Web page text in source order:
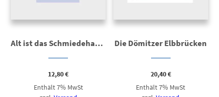
Alt ist das Schmiedehandwerk
12,80€
Enthält 7% MwSt
Die Dömitzer Elbbrücken
20,40€
Enthält 7% MwSt